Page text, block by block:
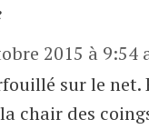
2015 à 9:54
sur le net.
chair des